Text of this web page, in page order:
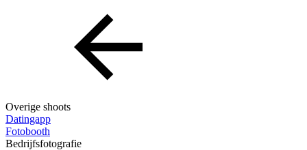
Overige shoots
Datingapp
Fotobooth
Bedrijfsfotografie